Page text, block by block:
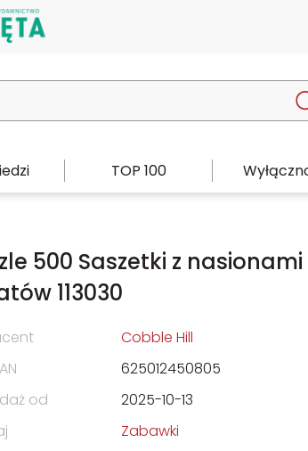
TOP 100
500 Saszetki z nasionami
113030
Cobble Hill
625012450805
od
2025-10-13
Zabawki